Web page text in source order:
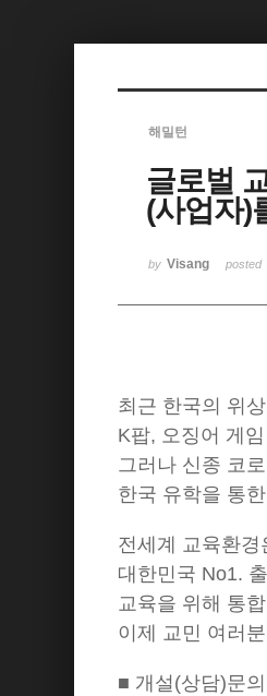
해밀턴
글로벌
(사업자)
by Visang posted
최근 한국의 위
K팝, 오징어 게
그러나 신종 코
한국 유학을 통
전세계 교육환
대한민국 No1.
교육을 위해 통
이제 교민 여러
■ 개설(상담)문
케치북5
케치북5